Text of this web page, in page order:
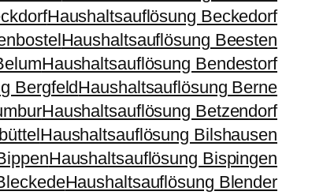
Haushaltsauflösung Beckedorf
Haushaltsauflösung Beesten
Haushaltsauflösung Bendestorf
BergfeldHaushaltsauflösung Berne
Haushaltsauflösung Betzendorf
Haushaltsauflösung Bilshausen
Haushaltsauflösung Bispingen
Haushaltsauflösung Blender